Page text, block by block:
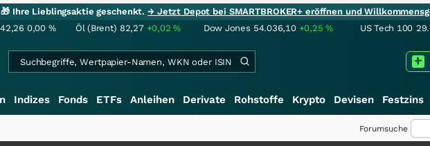
🎁 Ihre Lieblingsaktie geschenkt.→ Jetzt Depot bei SMARTBROKER+ eröffnen und
0,00 % Öl (Brent) 82,27 +0,02% Dow Jones 54.036,10 +0,25% US Tech 100
Indizes Fonds ETFs Anleihen Derivate Rohstoffe Krypto Devisen Festzins
Forumsuche